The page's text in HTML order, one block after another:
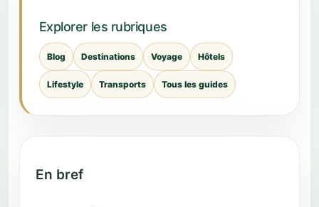
Explorer les rubriques
Blog Destinations Voyage Hôtels
Lifestyle Transports Tous les guides
En bref